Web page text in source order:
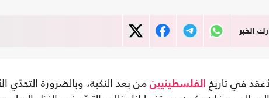
الخبر
في تاريخ الفلسطينيين من بعد النكبة، وبالضرورة التحدّي